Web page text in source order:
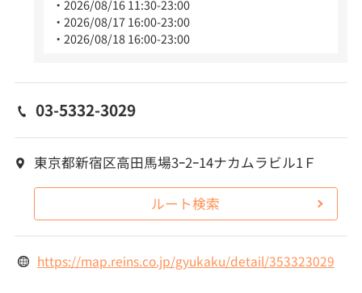
2026/08/16 11:30-23:00
2026/08/17 16:00-23:00
2026/08/18 16:00-23:00
03-5332-3029
東京都新宿区高田馬場3ｰ2ｰ14ナカムラビル1Ｆ
ルート検索
https://map.reins.co.jp/gyukaku/detail/353323029